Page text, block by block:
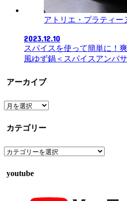
アトリエ・プラティー
2023.12.10
スパイスを使って簡単に！
風ゆず鍋＜スパイスアンバ
アーカイブ
ア
カ
ブ
カテゴリー
カ
ゴ
youtube